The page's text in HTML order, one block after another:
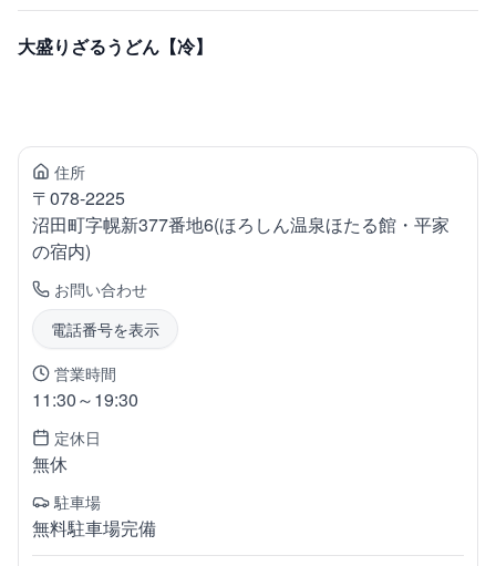
大盛りざるうどん【冷】
住所
〒078-2225
沼田町字幌新377番地6(ほろしん温泉ほたる館・平家
の宿内)
お問い合わせ
電話番号を表示
営業時間
11:30～19:30
定休日
無休
駐車場
無料駐車場完備